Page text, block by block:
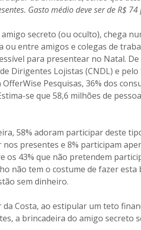
Gasto médio deve ser de R$ 74
secreto (ou oculto), chega
ou entre amigos e colegas de
para presentear no Natal.
Dirigentes Lojistas (CNDL) e pelo
Pesquisas, 36% dos
se que 58,6 milhões de
58% adoram participar deste
presentes e 8% participam
os 43% que não pretendem
não tem o costume de fazer esta
sem dinheiro.
da Costa, ao estipular um teto
a brincadeira do amigo secreto